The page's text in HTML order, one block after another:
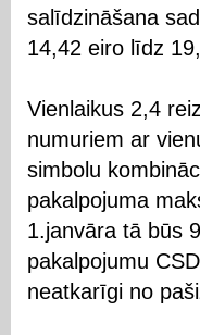
salīdzināšana
14,42 eiro līdz
Vienlaikus 2,4
numuriem ar
simbolu
pakalpojuma
1.janvāra tā būs
pakalpojumu
neatkarīgi no